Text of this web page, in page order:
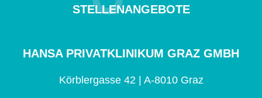
STELLENANGEBOTE
HANSA PRIVATKLINIKUM GRAZ GMBH
Körblergasse 42 | A-8010 Graz